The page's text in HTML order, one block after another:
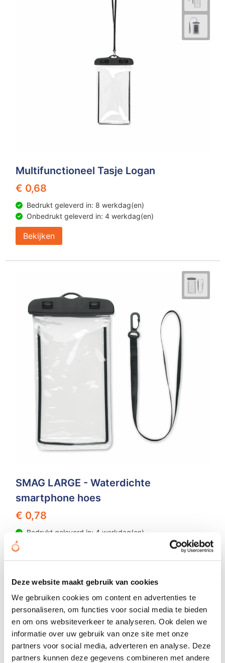
Deze website maakt gebruik van cookies
We gebruiken cookies om content en advertenties te
personaliseren, om functies voor social media te bieden
en om ons websiteverkeer te analyseren. Ook delen we
informatie over uw gebruik van onze site met onze
partners voor social media, adverteren en analyse. Deze
partners kunnen deze gegevens combineren met andere
Multifunctioneel Tasje Logan
€ 0,68
Bedrukt geleverd in: 8 werkdag(en)
Onbedrukt geleverd in: 4 werkdag(en)
Bekijken
SMAG LARGE - Waterdichte
smartphone hoes
€ 0,78
Bedrukt geleverd in: 4 werkdag(en)